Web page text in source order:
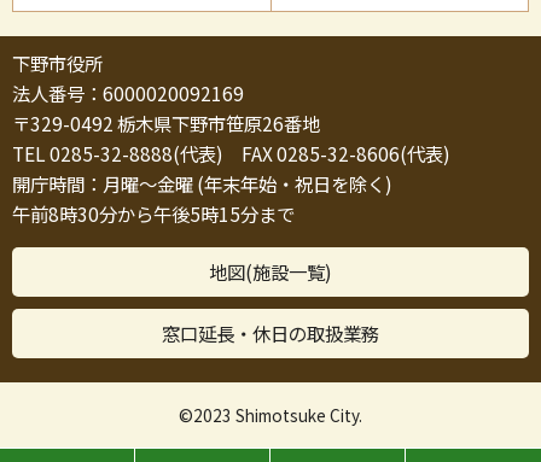
下野市役所
法人番号：6000020092169
〒329-0492 栃木県下野市笹原26番地
TEL 0285-32-8888(代表) FAX 0285-32-8606(代表)
開庁時間：月曜～金曜 (年末年始・祝日を除く)
午前8時30分から午後5時15分まで
地図(施設一覧)
窓口延長・休日の取扱業務
©2023 Shimotsuke City.